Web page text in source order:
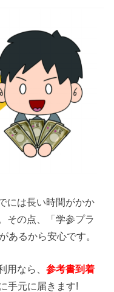
には長い時間がかか
その点、「学参プラ
があるから安心です。
用なら、参考書到着
手元に届きます!